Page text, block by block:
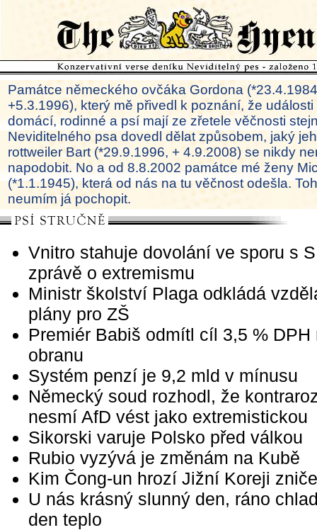
Památce německého ovčáka Gordona
+5.3.1996), který mě přivedl k poznání, že
domácí, rodinné a psí mají ze zřetele věčnosti
Neviditelného psa dovedl dělat způsobem, jaký
rottweiler Bart (*29.9.1996, + 4.9.2008) se nikdy
napodobit. No a od 8.8.2002 památce mé ženy
(*1.1.1945), která od nás na tu věčnost odešla.
neumím já pochopit.
Vnitro stahuje dovolání ve sporu s
zprávě o extremismu
Ministr školství Plaga odkládá
plány pro ZŠ
Premiér Babiš odmítl cíl 3,5 % DPH
obranu
Systém penzí je 9,2 mld v mínusu
Německý soud rozhodl, že
nesmí AfD vést jako extremistickou
Sikorski varuje Polsko před válkou
Rubio vyzývá je změnám na Kubě
Kim Čong-un hrozí Jižní Koreji
U nás krásný slunný den, ráno
den teplo